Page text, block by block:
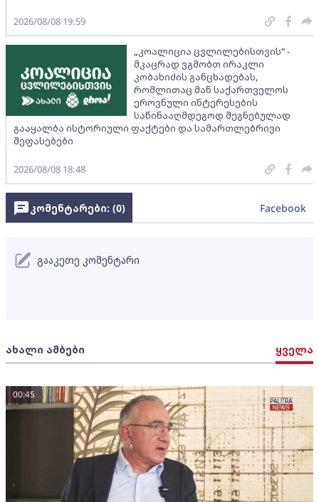
2026/08/08 19:59
„კოალიცია ცვლილებისთვის“ -
მკაცრად ვგმობთ ირაკლი
კობახიძის განცხადებას,
რომლითაც მან საქართველოს
ეროვნული ინტერესების
საწინააღმდეგოდ შეგნებულად
გააყალბა ისტორიული ფაქტები და სამართლებრივი
შეფასებები
2026/08/08 18:48
ახალი ამბები ყველა
00:45
კომენტარები: (0) Facebook
გააკეთე კომენტარი